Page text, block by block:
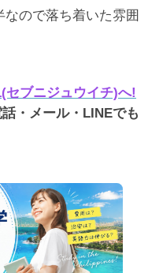
ので落ち着いた雰囲
ブニジュウイチ)へ!
・メール・LINEでも